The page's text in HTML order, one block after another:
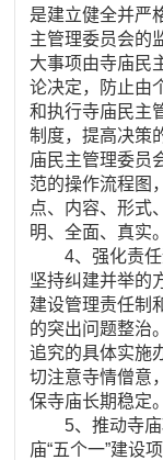
是建立健全并严
主管理委员会的
大事项由寺庙民
论决定，防止由
和执行寺庙民主
制度，提高决策
庙民主管理委员
范的操作流程图
点、内容、形式
明、全面、真实。
4、强化责任
坚持纠建并举的
建设管理责任制
的突出问题整治
追究的具体实施
切注意寺情僧意
保寺庙长期稳定。
5、推动寺庙
庙“五个一”建设